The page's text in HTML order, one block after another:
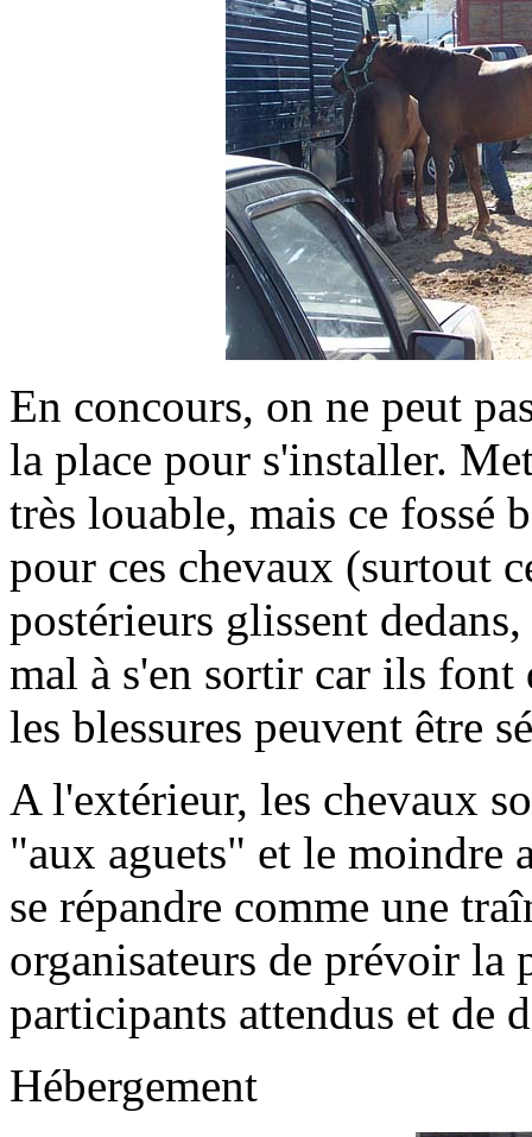
En concours, on ne peut
la place pour s'installer.
très louable, mais ce fossé
pour ces chevaux (surtout
postérieurs glissent
mal à s'en sortir car ils font
les blessures peuvent être
A l'extérieur, les chevaux
"aux aguets" et le moindre
se répandre comme une
organisateurs de prévoir la
participants attendus et de
Hébergement